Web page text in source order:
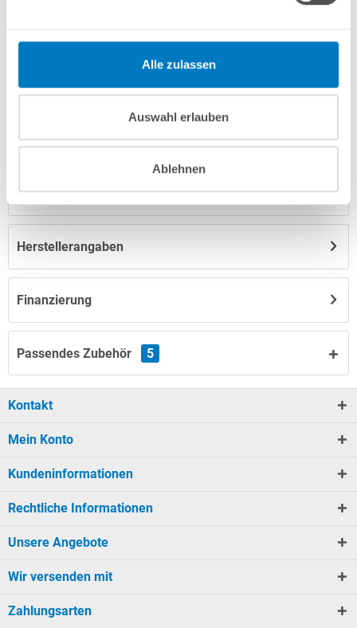
Alle zulassen
Auswahl erlauben
Ablehnen
Fragen? Wir helfen Ihnen gerne weiter:
info(at)poolsana.de
Produktbeschreibung
Finanzierung
Anleitungen/Datenblätter
Herstellerangaben
Passendes Zubehör 5
Kontakt
Mein Konto
Kundeninformationen
Rechtliche Informationen
Unsere Angebote
Wir versenden mit
Zahlungsarten